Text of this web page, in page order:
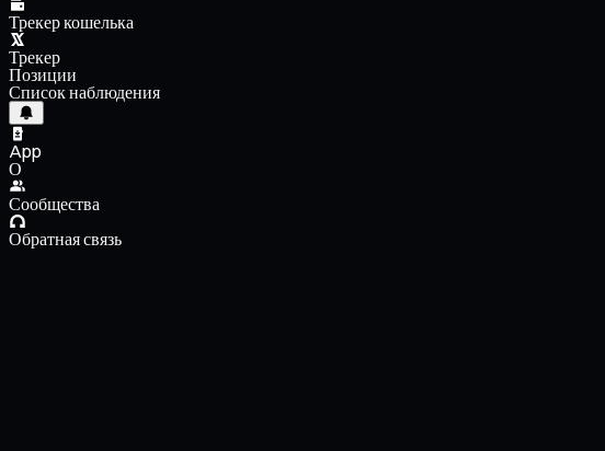
Трекер кошелька
Трекер
Позиции
Список наблюдения
App
О
Сообщества
Обратная связь